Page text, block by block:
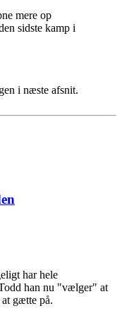
mere op
sidste kamp i
i næste afsnit.
har hele
han nu "vælger" at
gætte på.